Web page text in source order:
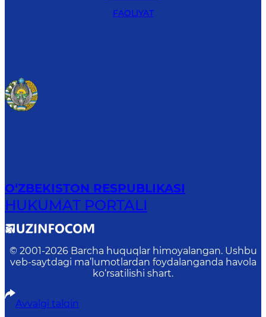
FAOLIYAT
O‘ZBEKISTON RESPUBLIKASI
HUKUMAT PORTALI
© 2001-2026 Barcha huquqlar himoyalangan. Ushbu
veb-saytdagi ma’lumotlardan foydalanganda havola
ko‘rsatilishi shart.
Avvalgi talqin